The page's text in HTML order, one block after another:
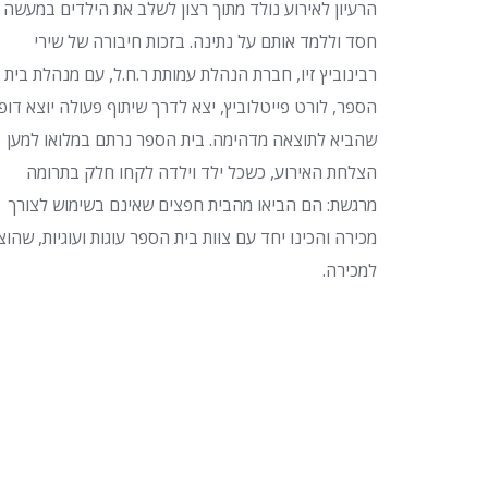
הרעיון לאירוע נולד מתוך רצון לשלב את הילדים במעשה
חסד וללמד אותם על נתינה. בזכות חיבורה של שירי
רבינוביץ זיו, חברת הנהלת עמותת ר.ח.ל, עם מנהלת בית
הספר, לורט פייטלוביץ, יצא לדרך שיתוף פעולה יוצא
שהביא לתוצאה מדהימה. בית הספר נרתם במלואו למען
הצלחת האירוע, כשכל ילד וילדה לקחו חלק בתרומה
מרגשת: הם הביאו מהבית חפצים שאינם בשימוש לצורך
מכירה והכינו יחד עם צוות בית הספר עוגות ועוגיות,
למכירה.